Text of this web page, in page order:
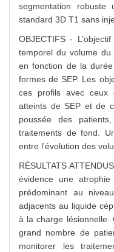
segmentation
standard 3D T1 sans
OBJECTIFS -
temporel du volume
en fonction de la
formes de SEP. Les
ces profils avec ceux
atteints de SEP et de
poussée des
traitements de fond.
entre l’évolution des
RÉSULTATS
évidence une
prédominant au
adjacents au liquide
à la charge lésionnelle.
grand nombre de
monitorer les